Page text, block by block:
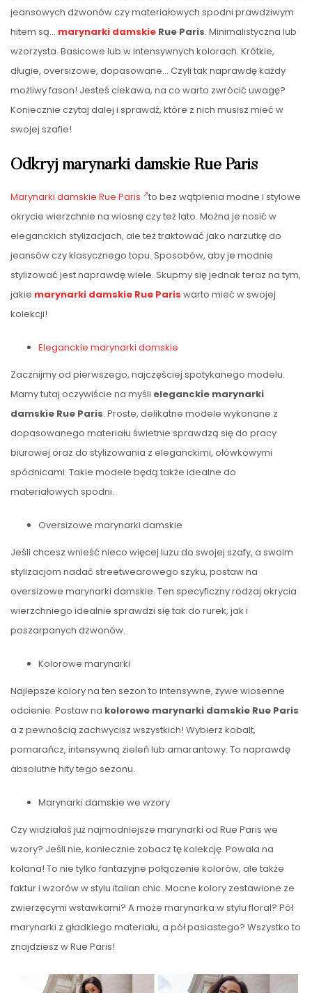
jeansowych dzwonów czy materiałowych spodni prawdziwym
hitem są… marynarki damskie Rue Paris. Minimalistyczna lub
wzorzysta. Basicowe lub w intensywnych kolorach. Krótkie,
długie, oversizowe, dopasowane… Czyli tak naprawdę każdy
możliwy fason! Jesteś ciekawa, na co warto zwrócić uwagę?
Koniecznie czytaj dalej i sprawdź, które z nich musisz mieć w
swojej szafie!
Odkryj marynarki damskie Rue Paris
Marynarki damskie Rue Paris
to bez wątpienia modne i stylowe
okrycie wierzchnie na wiosnę czy też lato. Można je nosić w
eleganckich stylizacjach, ale też traktować jako narzutkę do
jeansów czy klasycznego topu. Sposobów, aby je modnie
stylizować jest naprawdę wiele. Skupmy się jednak teraz na tym,
jakie marynarki damskie Rue Paris warto mieć w swojej
kolekcji!
Eleganckie marynarki damskie
Zacznijmy od pierwszego, najczęściej spotykanego modelu.
Mamy tutaj oczywiście na myśli eleganckie marynarki
damskie Rue Paris. Proste, delikatne modele wykonane z
dopasowanego materiału świetnie sprawdzą się do pracy
biurowej oraz do stylizowania z eleganckimi, ołówkowymi
spódnicami. Takie modele będą także idealne do
materiałowych spodni.
Oversizowe marynarki damskie
Jeśli chcesz wnieść nieco więcej luzu do swojej szafy, a swoim
stylizacjom nadać streetwearowego szyku, postaw na
oversizowe marynarki damskie. Ten specyficzny rodzaj okrycia
wierzchniego idealnie sprawdzi się tak do rurek, jak i
poszarpanych dzwonów.
Kolorowe marynarki
Najlepsze kolory na ten sezon to intensywne, żywe wiosenne
odcienie. Postaw na kolorowe marynarki damskie Rue Paris
a z pewnością zachwycisz wszystkich! Wybierz kobalt,
pomarańcz, intensywną zieleń lub amarantowy. To naprawdę
absolutne hity tego sezonu.
Marynarki damskie we wzory
Czy widziałaś już najmodniejsze marynarki od Rue Paris we
wzory? Jeśli nie, koniecznie zobacz tę kolekcję. Powala na
kolana! To nie tylko fantazyjne połączenie kolorów, ale także
faktur i wzorów w stylu italian chic. Mocne kolory zestawione ze
zwierzęcymi wstawkami? A może marynarka w stylu floral? Pół
marynarki z gładkiego materiału, a pół pasiastego? Wszystko to
znajdziesz w Rue Paris!